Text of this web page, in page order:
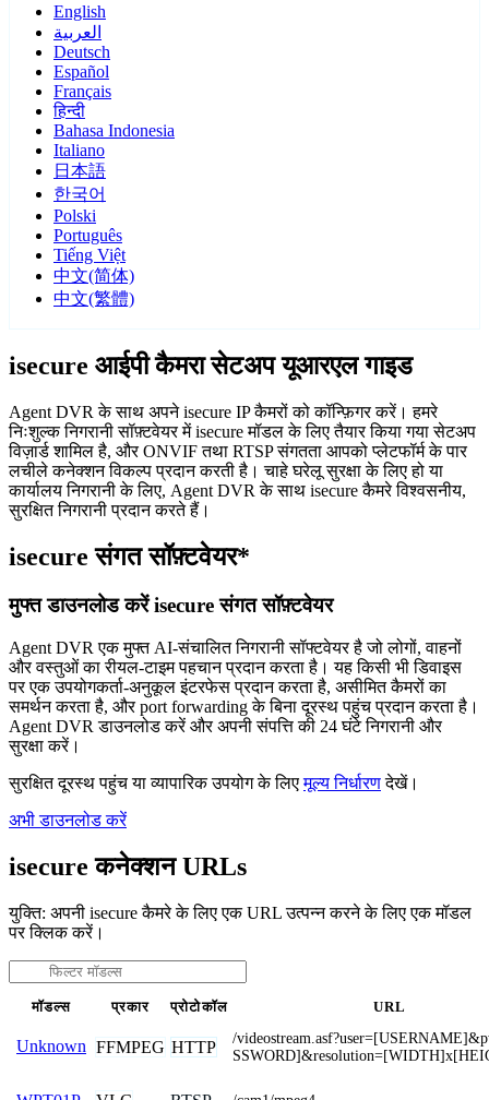
English
العربية
Deutsch
Español
Français
हिन्दी
Bahasa Indonesia
Italiano
日本語
한국어
Polski
Português
Tiếng Việt
中文(简体)
中文(繁體)
isecure आईपी कैमरा सेटअप यूआरएल गाइड
Agent DVR के साथ अपने isecure IP कैमरों को कॉन्फ़िगर करें। हमरे
निःशुल्क निगरानी सॉफ़्टवेयर में isecure मॉडल के लिए तैयार किया गया सेटअप
विज़ार्ड शामिल है, और ONVIF तथा RTSP संगतता आपको प्लेटफॉर्म के पार
लचीले कनेक्शन विकल्प प्रदान करती है। चाहे घरेलू सुरक्षा के लिए हो या
कार्यालय निगरानी के लिए, Agent DVR के साथ isecure कैमरे विश्वसनीय,
सुरक्षित निगरानी प्रदान करते हैं।
isecure संगत सॉफ़्टवेयर*
मुफ्त डाउनलोड करें isecure संगत सॉफ़्टवेयर
Agent DVR एक मुफ्त AI-संचालित निगरानी सॉफ्टवेयर है जो लोगों, वाहनों
और वस्तुओं का रीयल-टाइम पहचान प्रदान करता है। यह किसी भी डिवाइस
पर एक उपयोगकर्ता-अनुकूल इंटरफेस प्रदान करता है, असीमित कैमरों का
समर्थन करता है, और port forwarding के बिना दूरस्थ पहुंच प्रदान करता है।
Agent DVR डाउनलोड करें और अपनी संपत्ति की 24 घंटे निगरानी और
सुरक्षा करें।
सुरक्षित दूरस्थ पहुंच या व्यापारिक उपयोग के लिएमूल्य निर्धारणदेखें।
अभी डाउनलोड करें
isecure कनेक्शन URLs
युक्ति: अपनी isecure कैमरे के लिए एक URL उत्पन्न करने के लिए एक मॉडल
पर क्लिक करें।
मॉडल्स प्रकार प्रोटोकॉल URL
Unknown FFMPEG HTTP
/